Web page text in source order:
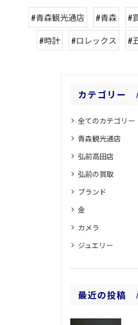
#青森観光通店 #青森 #
#時計
#ロレックス #
カテゴリー
全てのカテゴリー
青森観光通店
弘前高田店
弘前の買取
ブランド
金
カメラ
ジュエリー
最近の投稿